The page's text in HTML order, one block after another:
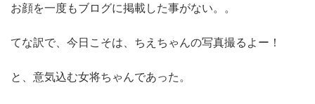
お顔を一度もブログに掲載した事がない。。
てな訳で、今日こそは、ちえちゃんの写真撮るよー！
と、意気込む女将ちゃんであった。